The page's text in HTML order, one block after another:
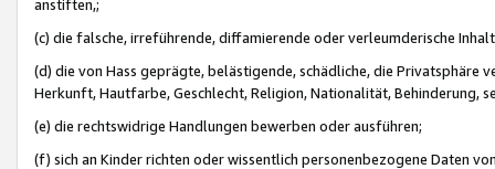
anstiften,;
(c) die falsche, irreführende, diffamierende oder verleumderische
(d) die von Hass geprägte, belästigende, schädliche, die Privatsphäre
Herkunft, Hautfarbe, Geschlecht, Religion, Nationalität, Behinderung,
(e) die rechtswidrige Handlungen bewerben oder ausführen;
(f) sich an Kinder richten oder wissentlich personenbezogene Daten